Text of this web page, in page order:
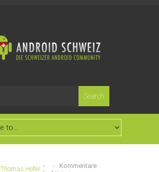
Thomas Hofer - - Kommentare